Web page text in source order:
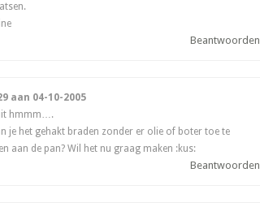
Beantwoorden
aan 04-10-2005
hmmm….
je het gehakt braden zonder er olie of boter toe te
aan de pan? Wil het nu graag maken :kus:
Beantwoorden